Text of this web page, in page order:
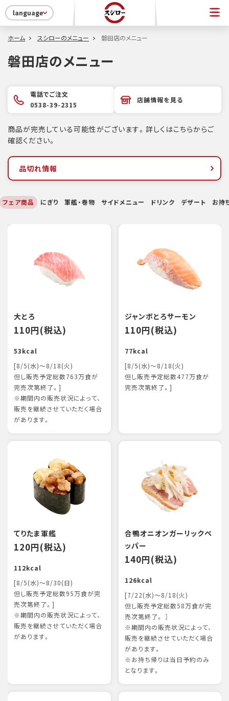
language
ホーム スシローのメニュー 磐田店のメニュー
磐田店のメニュー
電話でご注文
0538-39-2315
店舗情報を見る
商品が完売している可能性がございます。詳しくはこちらからご
確認ください。
品切れ情報
フェア商品 にぎり 軍艦・巻物 サイドメニュー ドリンク デザート お持
大とろ
110円(税込)
53kcal
[8/5(水)～8/18(火)
但し販売予定総数763万食が
完売次第終了。]
※期間内の販売状況によって、
販売を継続させていただく場合
があります。
ジャンボとろサーモン
110円(税込)
77kcal
[8/5(水)～8/18(火)
但し販売予定総数477万食が
完売次第終了。]
てりたま軍艦
120円(税込)
112kcal
[8/5(水)～8/30(日)
但し販売予定総数95万食が完
売次第終了。]
※期間内の販売状況によって、
販売を継続させていただく場合
があります。
合鴨オニオンガーリックペ
ッパー
140円(税込)
126kcal
[7/22(水)～8/18(火)
但し販売予定総数58万食が完
売次第終了。 ］
※期間内の販売状況によって、
販売を継続させていただく場合
があります。
※お持ち帰りは当日予約のみ
となります。